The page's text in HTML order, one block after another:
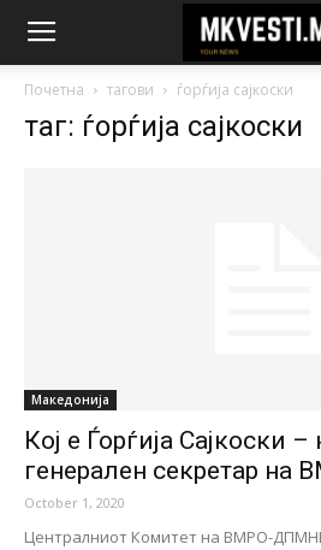
Почетна тагови ѓорѓија сајкоски
таг: ѓорѓија сајкоски
Македонија
Кој е Ѓорѓија Сајкоски
генерален секретар
October 1, 2020
Централниот Комитет на ВМРО-